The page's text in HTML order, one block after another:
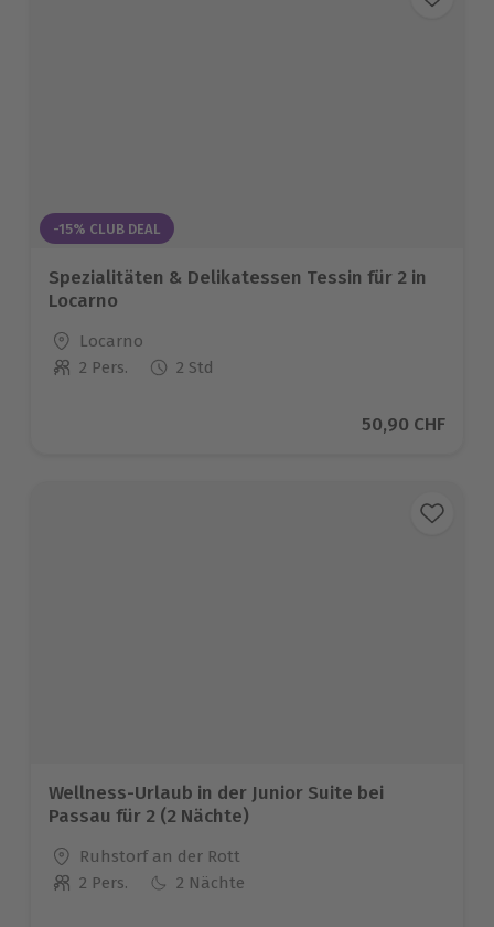
-15% CLUB DEAL
Spezialitäten & Delikatessen Tessin für 2 in
Locarno
Standort
Locarno
Anzahl der Teilnehmer
2 Pers. 2 Std
Aktueller Preis
50,90 CHF
Wellness-Urlaub in der Junior Suite bei
Passau für 2 (2 Nächte)
Standort
Ruhstorf an der Rott
Anzahl der Teilnehmer
2 Pers. 2 Nächte